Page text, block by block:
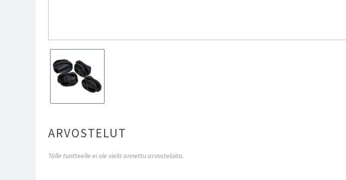
ARVOSTELUT
Tälle tuotteelle ei ole vielä annettu arvosteluita.